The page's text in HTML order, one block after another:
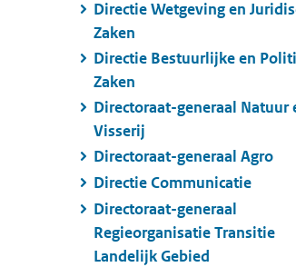
Directie Wetgeving en
Zaken
Directie Bestuurlijke en
Zaken
Directoraat-generaal Natuur
Visserij
Directoraat-generaal Agro
Directie Communicatie
Directoraat-generaal
Regieorganisatie Transitie
Landelijk Gebied